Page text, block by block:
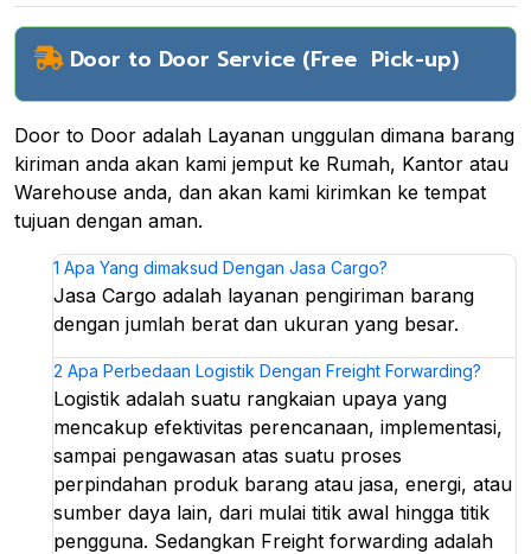
Door to Door Service (Free Pick-up)
Door to Door adalah Layanan unggulan dimana barang
kiriman anda akan kami jemput ke Rumah, Kantor atau
Warehouse anda, dan akan kami kirimkan ke tempat
tujuan dengan aman.
1 Apa Yang dimaksud Dengan Jasa Cargo?
Jasa Cargo adalah layanan pengiriman barang
dengan jumlah berat dan ukuran yang besar.
2 Apa Perbedaan Logistik Dengan Freight Forwarding?
Logistik adalah suatu rangkaian upaya yang
mencakup efektivitas perencanaan, implementasi,
sampai pengawasan atas suatu proses
perpindahan produk barang atau jasa, energi, atau
sumber daya lain, dari mulai titik awal hingga titik
pengguna. Sedangkan Freight forwarding adalah